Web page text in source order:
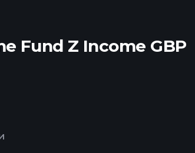
Fund Z Income GBP